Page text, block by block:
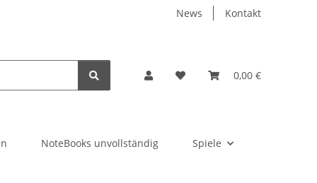
News Kontakt
0,00 €
NoteBooks unvollständig Spiele